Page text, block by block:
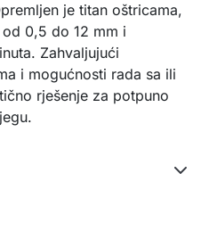
je titan oštricama,
0,5 do 12 mm i
Zahvaljujući
i mogućnosti rada sa ili
rješenje za potpuno